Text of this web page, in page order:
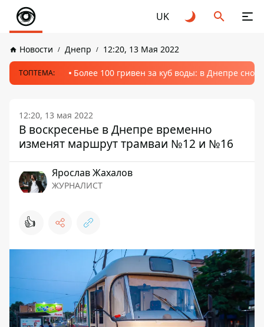
UK
Новости Днепр 12:20, 13 Мая 2022
ТОПТЕМА: Более 100 гривен за куб воды: в Днепре
12:20, 13 мая 2022
В воскресенье в Днепре временно
изменят маршрут трамваи №12 и №16
Ярослав Жахалов
ЖУРНАЛИСТ
👍